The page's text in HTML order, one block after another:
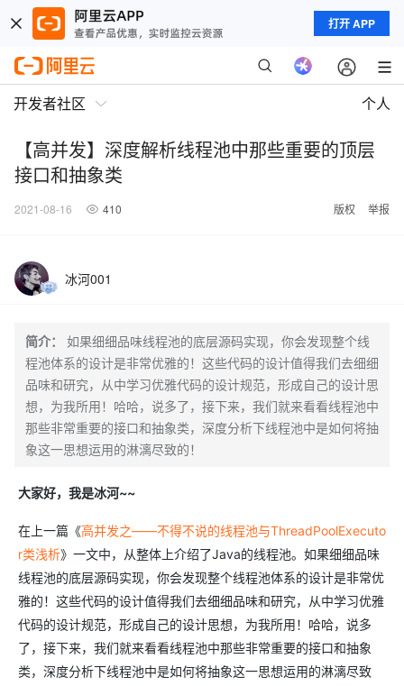
打开 APP
开发者社区 个人
【高并发】深度解析线程池中那些重要的顶层
接口和抽象类
2021-08-16 410 版权 举报
冰河001
简介：
如果细细品味线程池的底层源码实现，你会发现整个线
程池体系的设计是非常优雅的！这些代码的设计值得我们去细细
品味和研究，从中学习优雅代码的设计规范，形成自己的设计思
想，为我所用！哈哈，说多了，接下来，我们就来看看线程池中
那些非常重要的接口和抽象类，深度分析下线程池中是如何将抽
象这一思想运用的淋漓尽致的！
大家好，我是冰河~~
在上一篇《高并发之——不得不说的线程池与ThreadPoolExecuto
r类浅析》一文中，从整体上介绍了Java的线程池。如果细细品味
线程池的底层源码实现，你会发现整个线程池体系的设计是非常优
雅的！这些代码的设计值得我们去细细品味和研究，从中学习优雅
代码的设计规范，形成自己的设计思想，为我所用！哈哈，说多
了，接下来，我们就来看看线程池中那些非常重要的接口和抽象
类，深度分析下线程池中是如何将抽象这一思想运用的淋漓尽致